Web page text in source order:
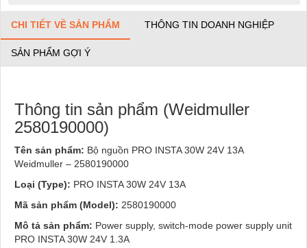
CHI TIẾT VỀ SẢN PHẨM THÔNG TIN DOANH NGHIỆP
SẢN PHẨM GỢI Ý
Thông tin sản phẩm (Weidmuller
2580190000)
Tên sản phẩm: Bộ nguồn PRO INSTA 30W 24V 13A
Weidmuller – 2580190000
Loại (Type): PRO INSTA 30W 24V 13A
Mã sản phẩm (Model): 2580190000
Mô tả sản phẩm: Power supply, switch-mode power supply unit
PRO INSTA 30W 24V 1.3A